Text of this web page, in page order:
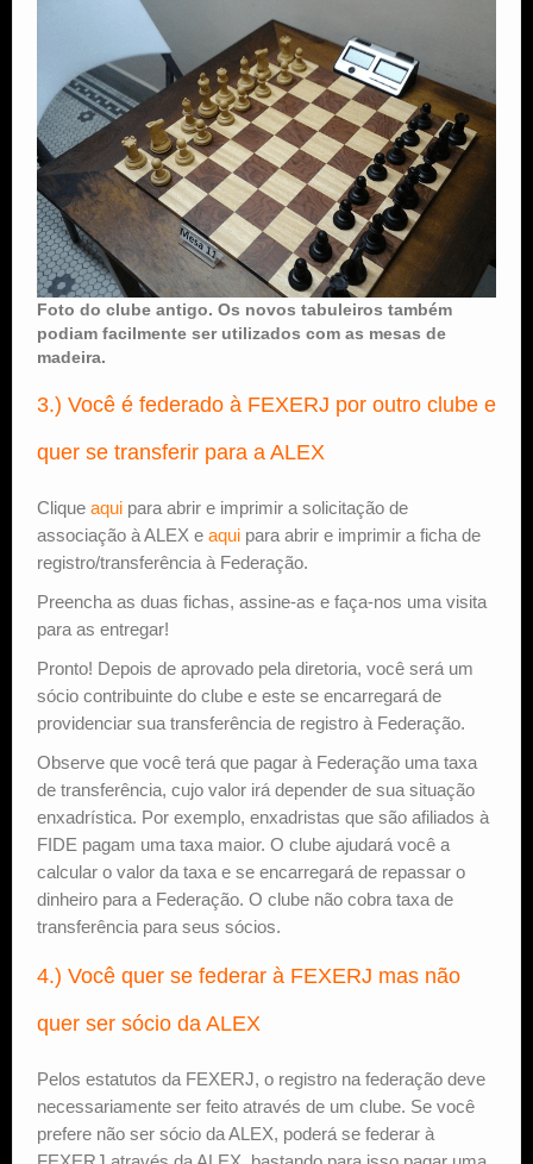
Foto do clube antigo. Os novos tabuleiros também
podiam facilmente ser utilizados com as mesas de
madeira.
3.) Você é federado à FEXERJ por outro clube e
quer se transferir para a ALEX
Clique aqui para abrir e imprimir a solicitação de
associação à ALEX e aqui para abrir e imprimir a ficha de
registro/transferência à Federação.
Preencha as duas fichas, assine-as e faça-nos uma visita
para as entregar!
Pronto! Depois de aprovado pela diretoria, você será um
sócio contribuinte do clube e este se encarregará de
providenciar sua transferência de registro à Federação.
Observe que você terá que pagar à Federação uma taxa
de transferência, cujo valor irá depender de sua situação
enxadrística. Por exemplo, enxadristas que são afiliados à
FIDE pagam uma taxa maior. O clube ajudará você a
calcular o valor da taxa e se encarregará de repassar o
dinheiro para a Federação. O clube não cobra taxa de
transferência para seus sócios.
4.) Você quer se federar à FEXERJ mas não
quer ser sócio da ALEX
Pelos estatutos da FEXERJ, o registro na federação deve
necessariamente ser feito através de um clube. Se você
prefere não ser sócio da ALEX, poderá se federar à